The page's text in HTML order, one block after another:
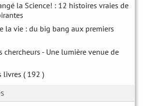
la Science! : 12 histoires vraies de
la vie : du big bang aux premiers
chercheurs - Une lumière venue de
livres ( 192 )